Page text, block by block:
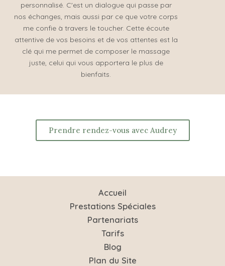
personnalisé. C'est un dialogue qui passe par
nos échanges, mais aussi par ce que votre corps
me confie à travers le toucher. Cette écoute
attentive de vos besoins et de vos attentes est la
clé qui me permet de composer le massage
juste, celui qui vous apportera le plus de
bienfaits.
Prendre rendez-vous avec Audrey
Accueil
Prestations Spéciales
Partenariats
Tarifs
Blog
Plan du Site